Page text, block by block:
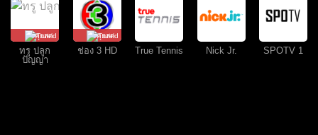
คุยสด
ทรู ปลูก
ปัญญา
คุยสด
ช่อง 3 HD True Tennis Nick Jr. SPOTV 1